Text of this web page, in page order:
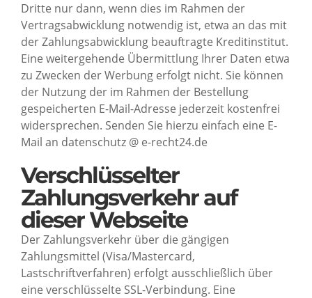
Dritte nur dann, wenn dies im Rahmen der
Vertragsabwicklung notwendig ist, etwa an das mit
der Zahlungsabwicklung beauftragte Kreditinstitut.
Eine weitergehende Übermittlung Ihrer Daten etwa
zu Zwecken der Werbung erfolgt nicht. Sie können
der Nutzung der im Rahmen der Bestellung
gespeicherten E-Mail-Adresse jederzeit kostenfrei
widersprechen. Senden Sie hierzu einfach eine E-
Mail an datenschutz @ e-recht24.de
Verschlüsselter
Zahlungsverkehr auf
dieser Webseite
Der Zahlungsverkehr über die gängigen
Zahlungsmittel (Visa/Mastercard,
Lastschriftverfahren) erfolgt ausschließlich über
eine verschlüsselte SSL-Verbindung. Eine